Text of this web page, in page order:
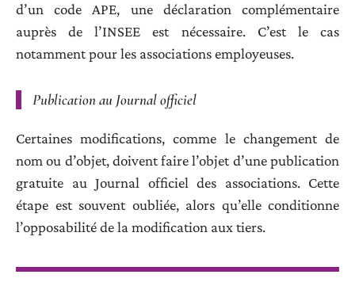
d’un code APE, une déclaration complémentaire
auprès de l’INSEE est nécessaire. C’est le cas
notamment pour les associations employeuses.
Publication au Journal officiel
Certaines modifications, comme le changement de
nom ou d’objet, doivent faire l’objet d’une publication
gratuite au Journal officiel des associations. Cette
étape est souvent oubliée, alors qu’elle conditionne
l’opposabilité de la modification aux tiers.